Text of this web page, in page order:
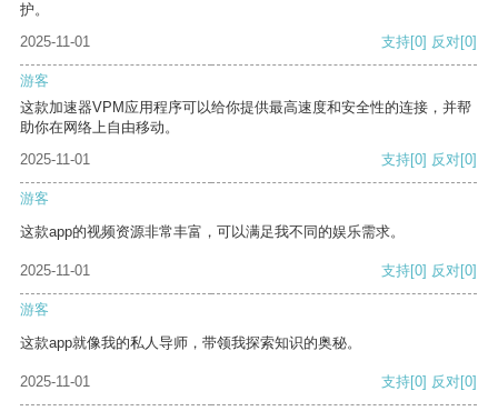
护。
2025-11-01
支持[0] 反对[0]
游客
这款加速器VPM应用程序可以给你提供最高速度和安全性的连接，并帮
助你在网络上自由移动。
2025-11-01
支持[0] 反对[0]
游客
这款app的视频资源非常丰富，可以满足我不同的娱乐需求。
2025-11-01 支持[0] 反对[0]
游客
这款app就像我的私人导师，带领我探索知识的奥秘。
2025-11-01 支持[0] 反对[0]